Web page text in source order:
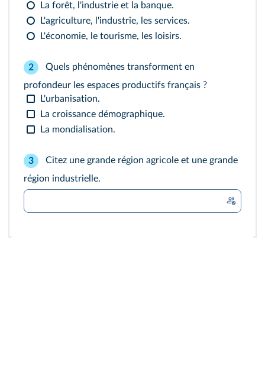
La forêt, l'industrie et la banque.
L'agriculture, l'industrie, les services.
L'économie, le tourisme, les loisirs.
2
Quels phénomènes transforment en
profondeur les espaces productifs français ?
L'urbanisation.
La croissance démographique.
La mondialisation.
3
Citez une grande région agricole et une grande
région industrielle.